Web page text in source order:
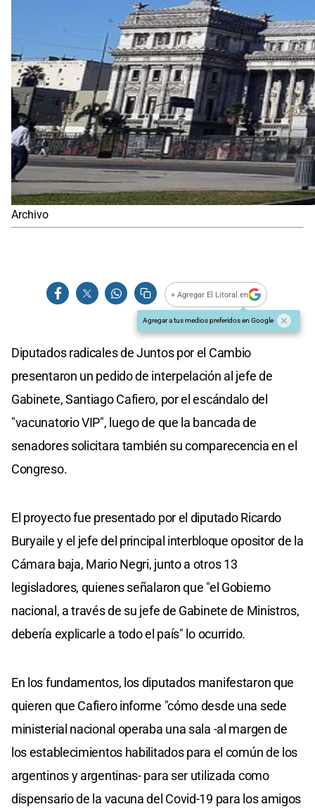
Archivo
+ Agregar El Litoral en
Agregar a tus medios preferidos en Google
Diputados radicales de Juntos por el Cambio
presentaron un pedido de interpelación al jefe de
Gabinete, Santiago Cafiero, por el escándalo del
"vacunatorio VIP", luego de que la bancada de
senadores solicitara también su comparecencia en el
Congreso.
El proyecto fue presentado por el diputado Ricardo
Buryaile y el jefe del principal interbloque opositor de la
Cámara baja, Mario Negri, junto a otros 13
legisladores, quienes señalaron que "el Gobierno
nacional, a través de su jefe de Gabinete de Ministros,
debería explicarle a todo el país" lo ocurrido.
En los fundamentos, los diputados manifestaron que
quieren que Cafiero informe "cómo desde una sede
ministerial nacional operaba una sala -al margen de
los establecimientos habilitados para el común de los
argentinos y argentinas- para ser utilizada como
dispensario de la vacuna del Covid-19 para los amigos